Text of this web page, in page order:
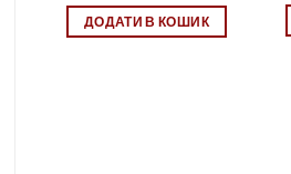
ДОДАТИ В КОШИК